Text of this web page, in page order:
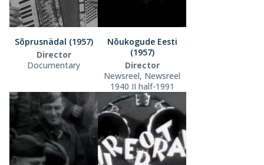
Sõprusnädal (1957)
Director
Documentary
Nõukogude Eesti
(1957)
Director
Newsreel, Newsreel
1940 II half-1991